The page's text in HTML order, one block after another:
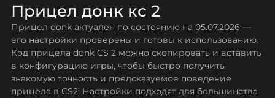
Прицел донк кс 2
Прицел donk актуален по состоянию на 05.07.2026 —
его настройки проверены и готовы к использованию.
Код прицела donk CS 2 можно скопировать и вставить
в конфигурацию игры, чтобы быстро получить
знакомую точность и предсказуемое поведение
прицела в CS2. Настройки подходят для большинства